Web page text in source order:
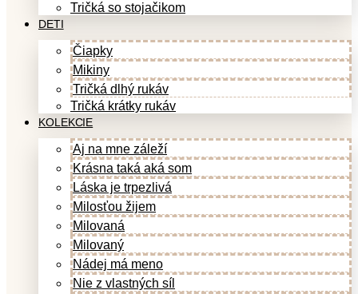
Tričká so stojačikom
DETI
Čiapky
Mikiny
Tričká dlhý rukáv
Tričká krátky rukáv
KOLEKCIE
Aj na mne záleží
Krásna taká aká som
Láska je trpezlivá
Milosťou žijem
Milovaná
Milovaný
Nádej má meno
Nie z vlastných síl